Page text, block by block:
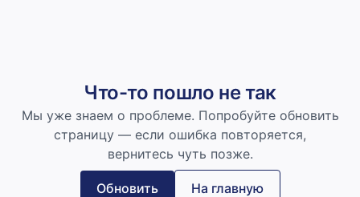
Что-то пошло не так
Мы уже знаем о проблеме. Попробуйте обновить
страницу — если ошибка повторяется,
вернитесь чуть позже.
Обновить На главную